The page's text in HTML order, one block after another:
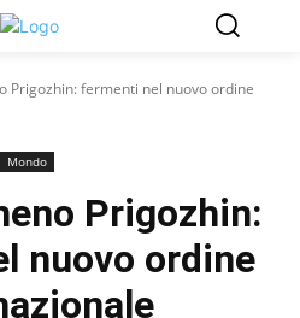
Prigozhin: fermenti nel nuovo ordine
Mondo
Prigozhin:
nuovo ordine